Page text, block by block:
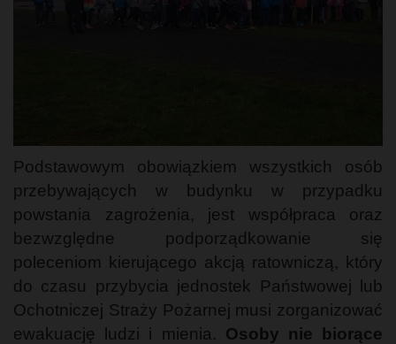
Podstawowym obowiązkiem wszystkich osób
przebywających w budynku w przypadku
powstania zagrożenia, jest współpraca oraz
bezwzględne podporządkowanie się
poleceniom kierującego akcją ratowniczą, który
do czasu przybycia jednostek Państwowej lub
Ochotniczej Straży Pożarnej musi zorganizować
ewakuację ludzi i mienia. Osoby nie biorące